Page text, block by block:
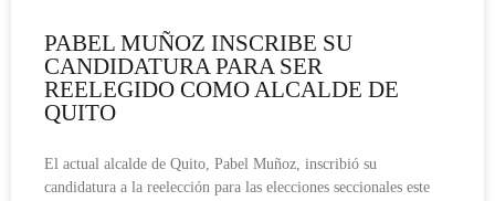
PABEL MUÑOZ INSCRIBE SU
CANDIDATURA PARA SER
REELEGIDO COMO ALCALDE DE
QUITO
El actual alcalde de Quito, Pabel Muñoz, inscribió su
candidatura a la reelección para las elecciones seccionales este